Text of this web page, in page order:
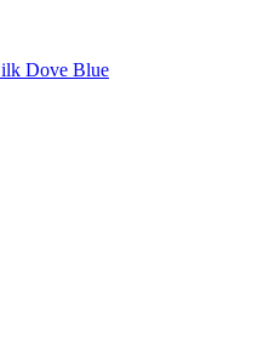
Dove Blue